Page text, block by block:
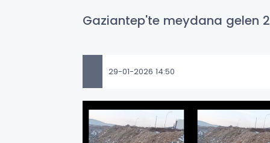
Gaziantep'te meydana gelen
29-01-2026 14:50